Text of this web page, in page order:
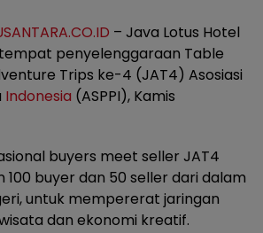
– Java Lotus Hotel
penyelenggaraan Table
Trips ke-4 (JAT4) Asosiasi
Indonesia (ASPPI), Kamis
buyers meet seller JAT4
buyer dan 50 seller dari dalam
untuk mempererat jaringan
dan ekonomi kreatif.